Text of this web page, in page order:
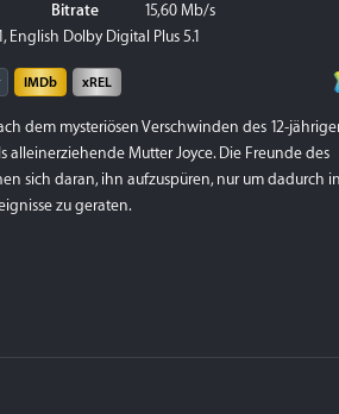
English Dolby Digital Plus 5.1
Bitrate
15,60 Mb/s
IMDb xREL
dem mysteriösen Verschwinden des 12-
alleinerziehende Mutter Joyce. Die Freunde des
sich daran, ihn aufzuspüren, nur um dadurch
zu geraten.